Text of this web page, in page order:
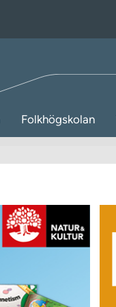
Folkhögskolan